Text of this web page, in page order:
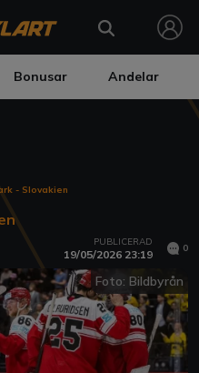
Bonusar Andelar
- Slovakien
PUBLICERAD
19/05/2026 23:19 0
Foto: Bildbyrån